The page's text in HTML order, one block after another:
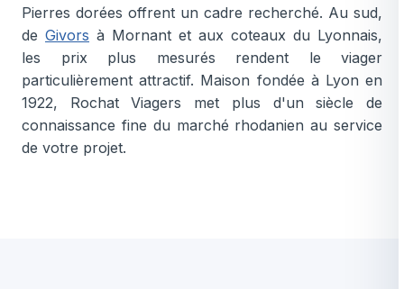
Pierres dorées offrent un cadre recherché. Au sud,
de Givors à Mornant et aux coteaux du Lyonnais,
les prix plus mesurés rendent le viager
particulièrement attractif. Maison fondée à Lyon en
1922, Rochat Viagers met plus d'un siècle de
connaissance fine du marché rhodanien au service
de votre projet.